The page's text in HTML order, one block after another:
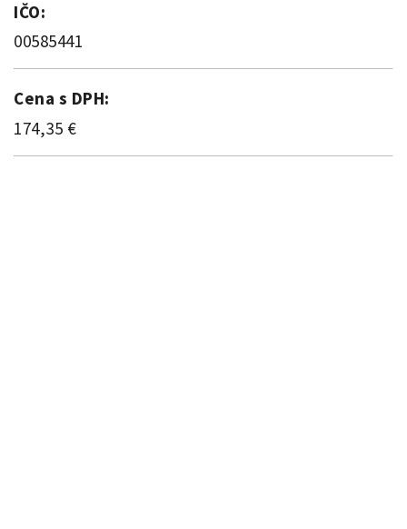
IČO:
00585441
Cena s DPH:
174,35 €